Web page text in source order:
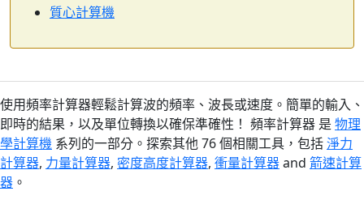
質心計算機
使用頻率計算器輕鬆計算波的頻率、波長或速度。簡單的輸入、
即時的結果，以及單位轉換以確保準確性！ 頻率計算器 是物理
學計算機 系列的一部分。探索其他 76 個相關工具，包括淨力
計算器, 力量計算器, 密度高度計算器, 衝量計算器and 箭速計算
器 。